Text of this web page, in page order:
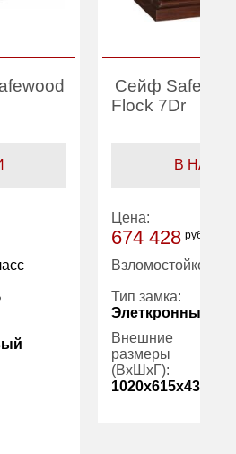
Сейф
Flock 7Dr
В
Цена:
674 428 руб
Взломостойкость:
Тип замка:
Элеткронный
Внешние
размеры
(ВхШхГ):
1020x615x433